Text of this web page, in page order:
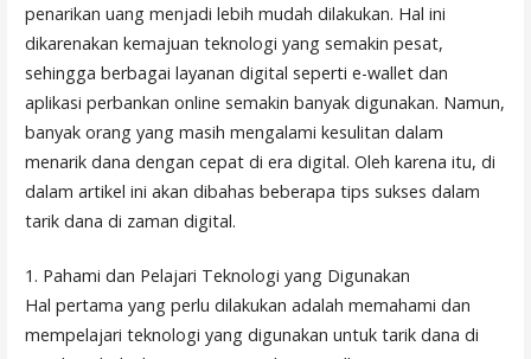
penarikan uang menjadi lebih mudah dilakukan. Hal ini
dikarenakan kemajuan teknologi yang semakin pesat,
sehingga berbagai layanan digital seperti e-wallet dan
aplikasi perbankan online semakin banyak digunakan. Namun,
banyak orang yang masih mengalami kesulitan dalam
menarik dana dengan cepat di era digital. Oleh karena itu, di
dalam artikel ini akan dibahas beberapa tips sukses dalam
tarik dana di zaman digital.
1. Pahami dan Pelajari Teknologi yang Digunakan
Hal pertama yang perlu dilakukan adalah memahami dan
mempelajari teknologi yang digunakan untuk tarik dana di